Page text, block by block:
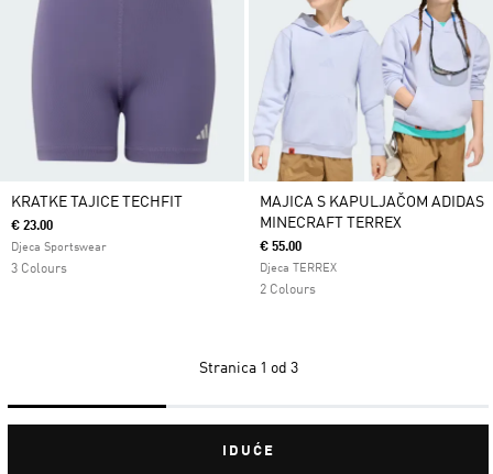
KRATKE TAJICE TECHFIT
€ 23.00
Djeca Sportswear
3 Colours
MAJICA S KAPULJAČOM ADIDAS
MINECRAFT TERREX
€ 55.00
Djeca TERREX
2 Colours
Stranica 1 od 3
IDUĆE